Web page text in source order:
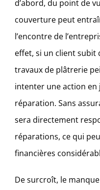
d’abord, du point de
couverture peut
l’encontre de
effet, si un client subit
travaux de plâtrerie
intenter une action
réparation. Sans
sera directement
réparations, ce qui
financières
De surcroît, le